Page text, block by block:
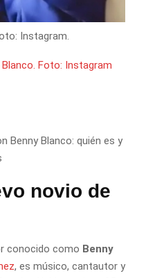
Instagram.
Benny Blanco: quién es y
novio de
conocido como Benny
, es músico, cantautor y